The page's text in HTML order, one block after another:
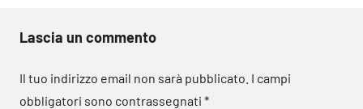
Lascia un commento
Il tuo indirizzo email non sarà pubblicato. I campi
obbligatori sono contrassegnati *